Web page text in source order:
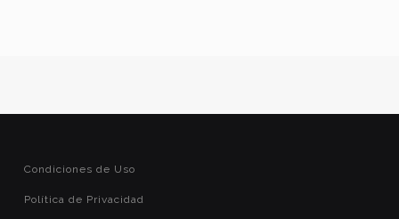
Condiciones de Uso
Política de Privacidad